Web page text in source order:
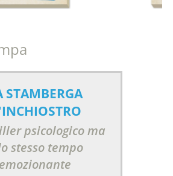
STAMBERGA
psicologico ma
stesso tempo
emozionante